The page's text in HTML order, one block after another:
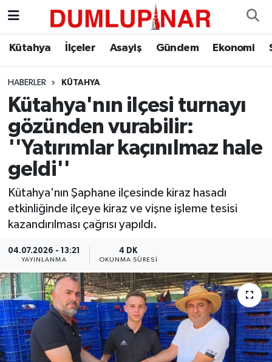
Kütahya İlçeler Asayiş Gündem Ekonomi
HABERLER KÜTAHYA
Kütahya'nın ilçesi turnayı
gözünden vurabilir:
''Yatırımlar kaçınılmaz hale
geldi''
Kütahya'nın Şaphane ilçesinde kiraz hasadı
etkinliğinde ilçeye kiraz ve vişne işleme tesisi
kazandırılması çağrısı yapıldı.
04.07.2026 - 13:21
YAYINLANMA
4 DK
OKUNMA SÜRESI
Asayiş
Diğer
Dünya
Eğitim
Ekonomi
Eleman
Gündem
Haber
Haber İlanlar
Kültür-Sanat
Kütahya Hava Durumu
Kütahya Trafik Yoğunluk Haritası
Süper Lig Puan Durumu ve Fikstür
Tüm Manşetler
Son Dakika Haberleri
Haber Arşivi